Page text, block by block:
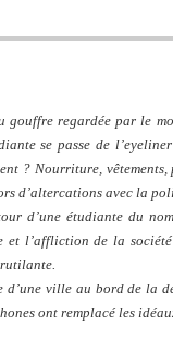
regardée par le
se passe de
? Nourriture,
d’altercations avec la
d’une étudiante du
et l’affliction de la
d’une ville au bord de la
ont remplacé les